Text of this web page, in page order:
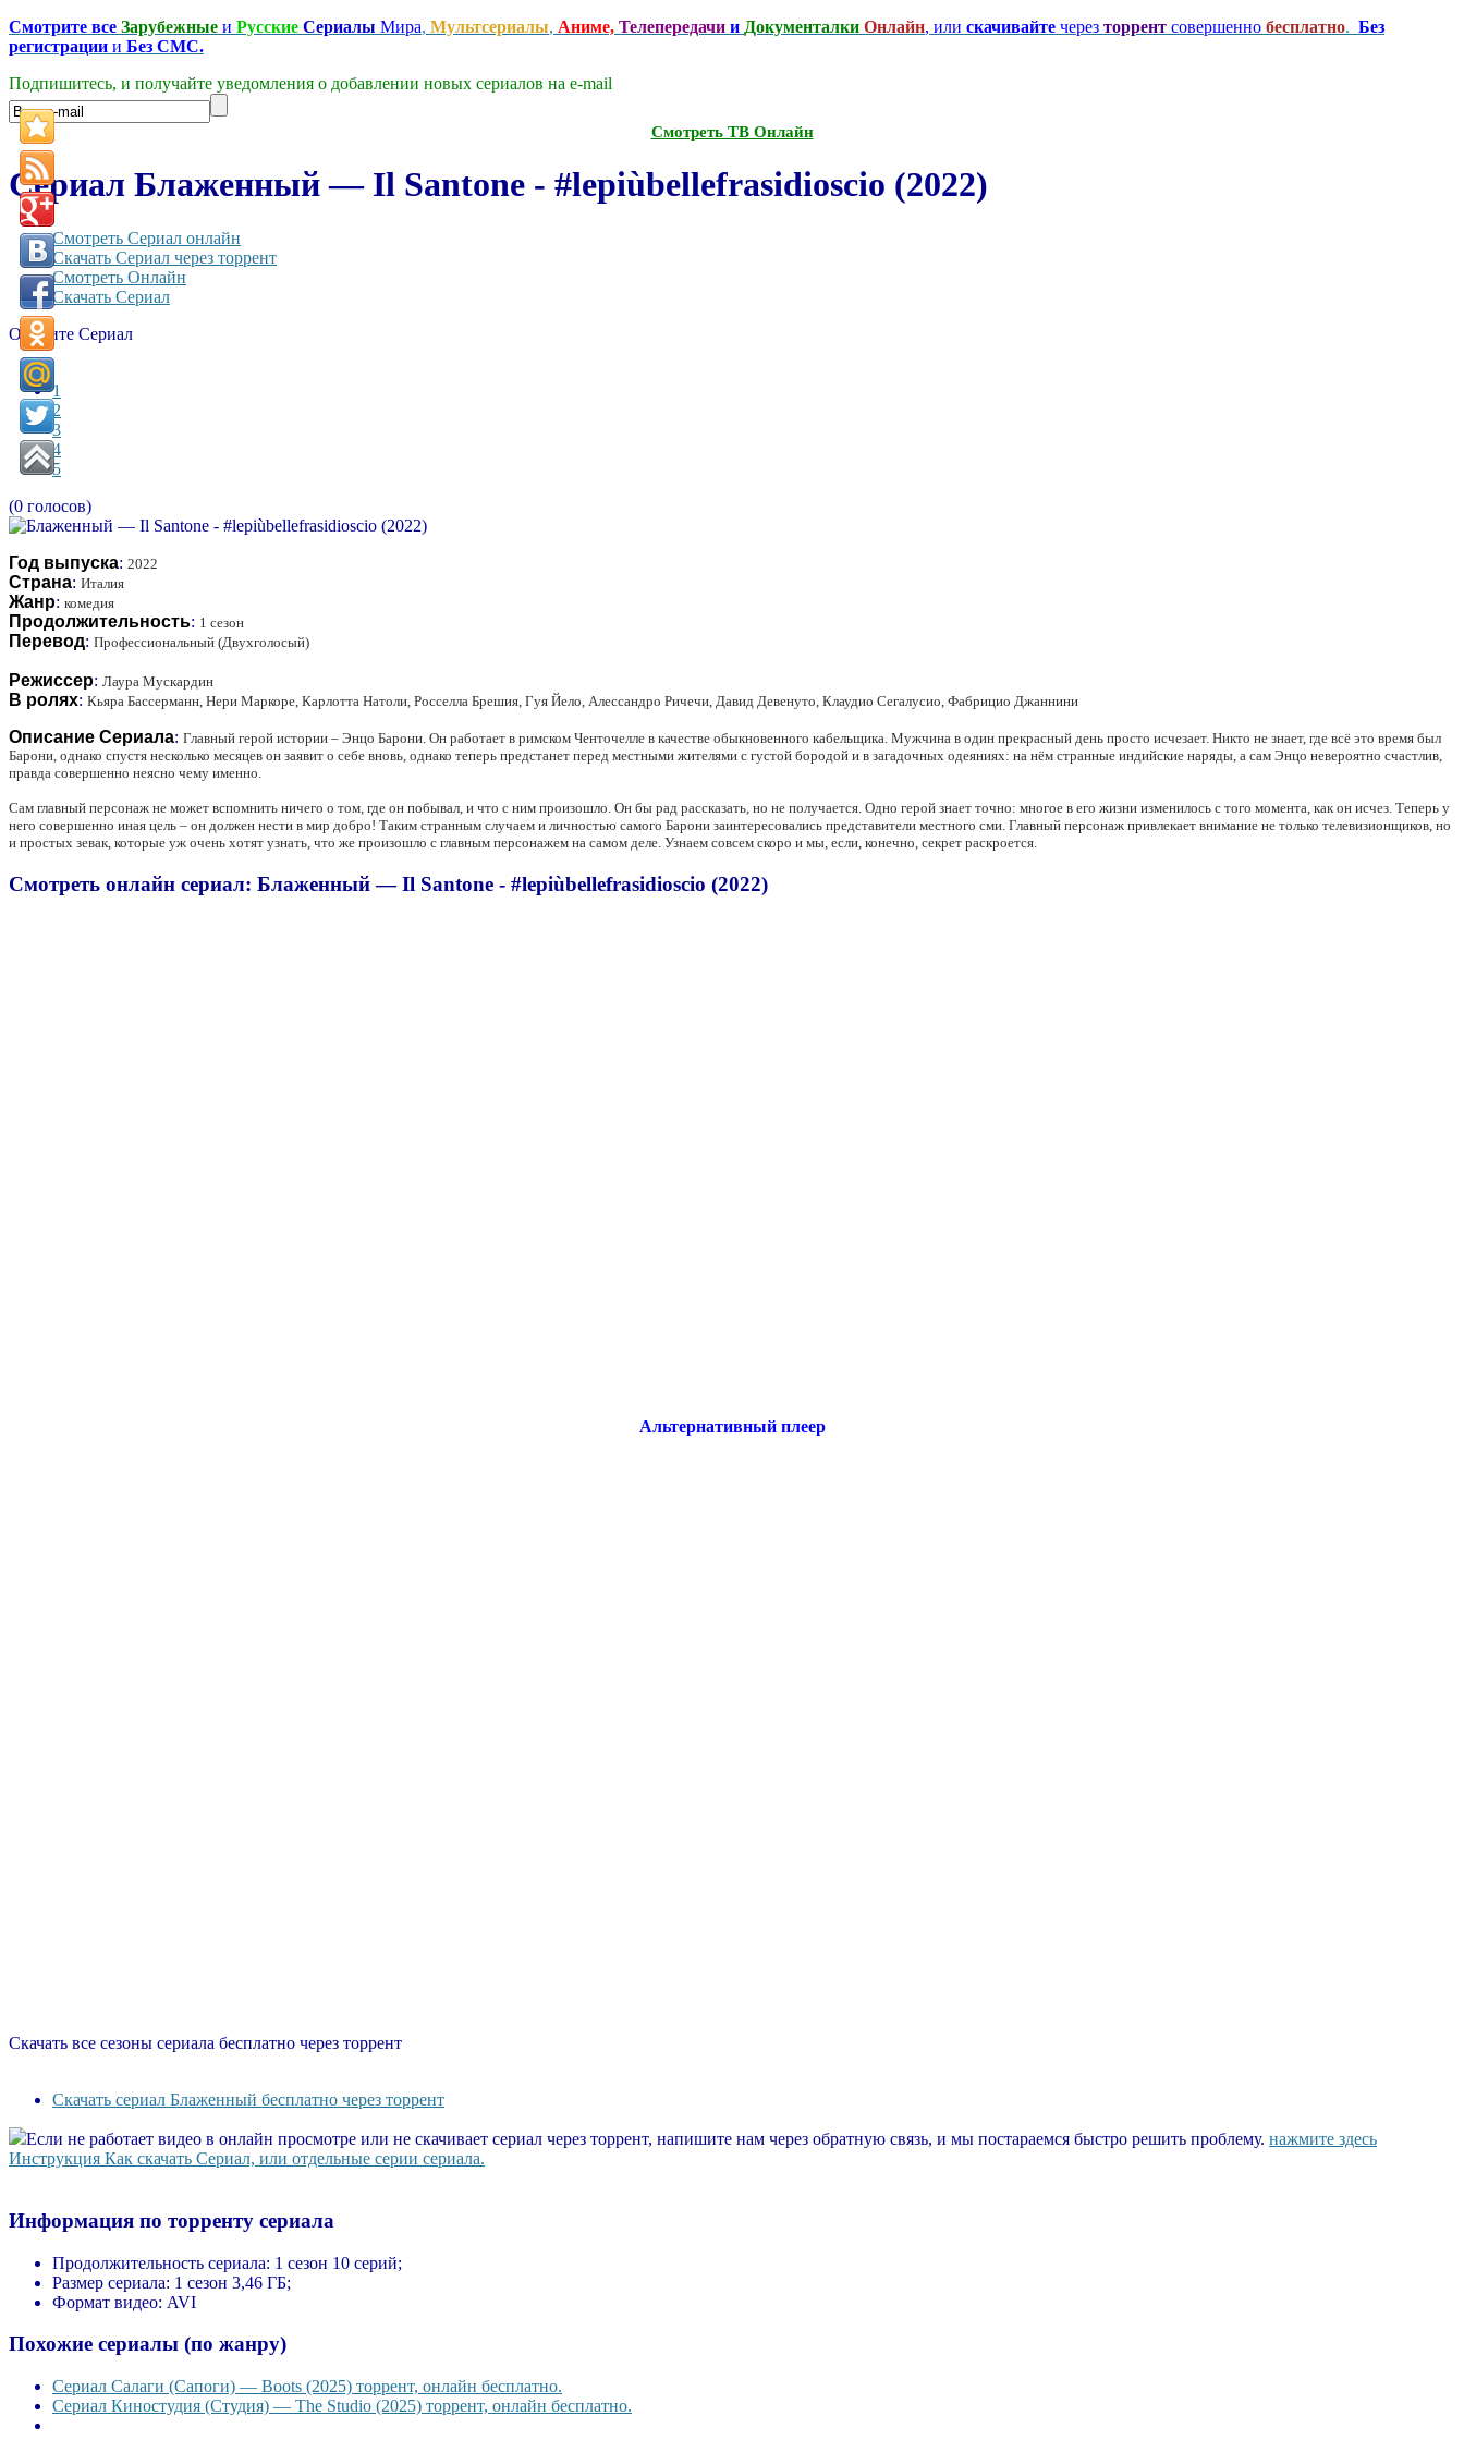
Смотрите все Зарубежные и Русские Сериалы Мира, Мультсериалы, Аниме, Телепередачи и Документалки Онлайн, или скачивайте через торрент совершенно бесплатно. Без
регистрации и Без СМС.
Подпишитесь, и получайте уведомления о добавлении новых сериалов на e-mаil
Смотреть ТВ Онлайн
Сериал Блаженный — Il Santone - #lepiùbellefrasidioscio (2022)
Смотреть Сериал онлайн
Скачать Сериал через торрент
Смотреть Онлайн
Скачать Сериал
Оцените Сериал
1
2
3
4
5
(0 голосов)
Год выпуска: 2022
Страна: Италия
Жанр: комедия
Продолжительность: 1 сезон
Перевод: Профессиональный (Двухголосый)
Режиссер: Лаура Мускардин
В ролях: Кьяра Бассерманн, Нери Маркоре, Карлотта Натоли, Росселла Брешия, Гуя Йело, Алессандро Ричечи, Давид Девенуто, Клаудио Сегалусио, Фабрицио Джаннини
Описание Сериала: Главный герой истории – Энцо Барони. Он работает в римском Ченточелле в качестве обыкновенного кабельщика. Мужчина в один прекрасный день просто исчезает. Никто не знает, где всё это время был
Барони, однако спустя несколько месяцев он заявит о себе вновь, однако теперь предстанет перед местными жителями с густой бородой и в загадочных одеяниях: на нём странные индийские наряды, а сам Энцо невероятно счастлив,
правда совершенно неясно чему именно.
Сам главный персонаж не может вспомнить ничего о том, где он побывал, и что с ним произошло. Он бы рад рассказать, но не получается. Одно герой знает точно: многое в его жизни изменилось с того момента, как он исчез. Теперь у
него совершенно иная цель – он должен нести в мир добро! Таким странным случаем и личностью самого Барони заинтересовались представители местного сми. Главный персонаж привлекает внимание не только телевизионщиков, но
и простых зевак, которые уж очень хотят узнать, что же произошло с главным персонажем на самом деле. Узнаем совсем скоро и мы, если, конечно, секрет раскроется.
Смотреть онлайн сериал: Блаженный — Il Santone - #lepiùbellefrasidioscio (2022)
Альтернативный плеер
Скачать все сезоны сериала бесплатно через торрент
Скачать сериал Блаженный бесплатно через торрент
Если не работает видео в онлайн просмотре или не скачивает сериал через торрент, напишите нам через обратную связь, и мы постараемся быстро решить проблему. нажмите здесь
Инструкция Как скачать Сериал, или отдельные серии сериала.
Информация по торренту сериала
Продолжительность сериала: 1 сезон 10 серий;
Размер сериала: 1 сезон 3,46 ГБ;
Формат видео: AVI
Похожие сериалы (по жанру)
Сериал Салаги (Сапоги) — Boots (2025) торрент, онлайн бесплатно.
Сериал Киностудия (Студия) — The Studio (2025) торрент, онлайн бесплатно.